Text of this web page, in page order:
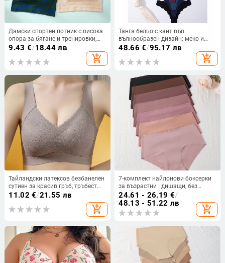
Дамски спортен потник с висока
опора за бягане и тренировки,
интегриран дизайн, стягащ ефект,
9.43 €/18.44 лв
add_shopping_cart
Танга бельо с кант във
вълнообразен дизайн; меко и
дишащо; ниска талия; U-образна
форма; 100% основен плат.
48.66 €/95.17 лв
add_shopping_cart
Тайландски латексов безбанелен
сутиен за красив гръб, тръбест
спортен сутиен за жени,
повдигащ ефект за малък бюст,
против увисване
11.02 €/21.55 лв
add_shopping_cart
7-комплект найлонови боксерки
за възрастни | дишащи, без
следи, повдигащи талията |
основна материя: нейлон;
състав: 70–80% нейлон;
вътрешна част: памук; модел:
височина
24.61 - 26.19 €/
48.13 - 51.22 лв
add_shopping_cart